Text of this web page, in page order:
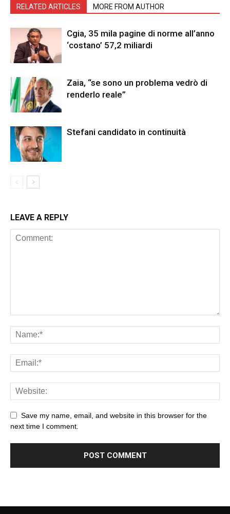
RELATED ARTICLES MORE FROM AUTHOR
Cgia, 35 mila pagine di norme all’anno
‘costano’ 57,2 miliardi
Zaia, “se sono un problema vedrò di
renderlo reale”
Stefani candidato in continuità
LEAVE A REPLY
Save my name, email, and website in this browser for the
next time I comment.